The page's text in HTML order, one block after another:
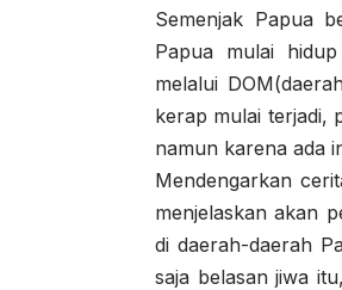
Semenjak Papua
Papua mulai
melalui
kerap mulai terjadi,
namun karena ada
Mendengarkan
menjelaskan akan
di daerah-daerah
saja belasan jiwa